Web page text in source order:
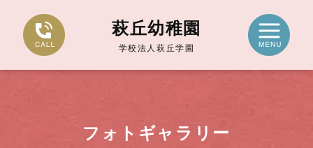
萩丘幼稚園
学校法人萩丘学園
フォトギャラリー